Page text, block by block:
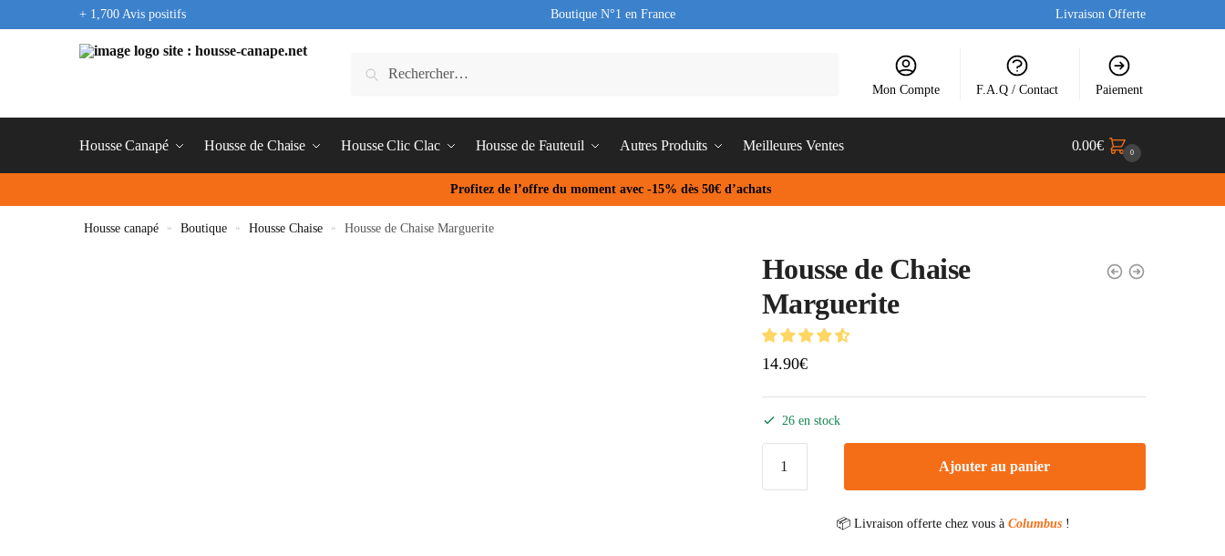
+ 1,700 Avis positifs Boutique N°1 en France Livraison Offerte
Mon Compte F.A.Q / Contact Paiement
Housse Canapé Housse de Chaise Housse Clic Clac Housse de Fauteuil Autres Produits Meilleures Ventes 0.00€ 0
Profitez de l’offre du moment avec -15% dès 50€ d’achats
Housse canapé » Boutique » Housse Chaise » Housse de Chaise Marguerite
Housse de Chaise
Marguerite
14.90€
26 en stock
Ajouter au panier
📦 Livraison offerte chez vous àColumbus !